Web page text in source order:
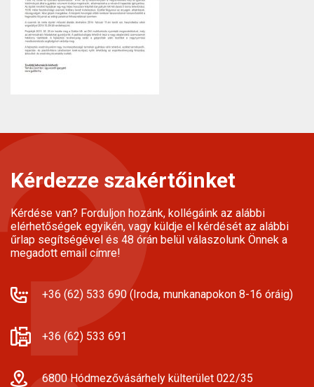
Kérdezze szakértőinket
Kérdése van? Forduljon hozánk, kollégáink az alábbi
elérhetőségek egyikén, vagy küldje el kérdését az alábbi
űrlap segítségével és 48 órán belül válaszolunk Önnek a
megadott email címre!
+36 (62) 533 690 (Iroda, munkanapokon 8-16 óráig)
+36 (62) 533 691
6800 Hódmezővásárhely külterület 022/35